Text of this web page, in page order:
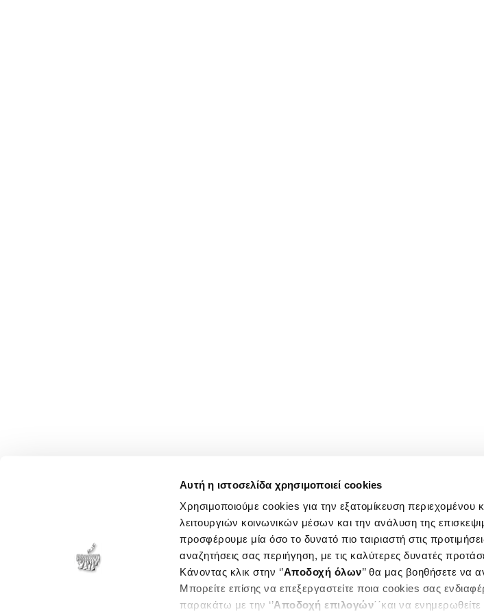
Αυτή η ιστοσελίδα χρησιμοποιεί cookies
Χρησιμοποιούμε cookies για την εξατομίκευση περιεχομένου
λειτουργιών κοινωνικών μέσων και την ανάλυση της
προσφέρουμε μία όσο το δυνατό πιο ταιριαστή στις
αναζητήσεις σας περιήγηση, με τις καλύτερες δυνατές
Κάνοντας κλικ στην ‘’Αποδοχή όλων’’ θα μας βοηθήσετε να
Μπορείτε επίσης να επεξεργαστείτε ποια cookies σας
παρακάτω με την ‘’Αποδοχή επιλογών΄΄και να